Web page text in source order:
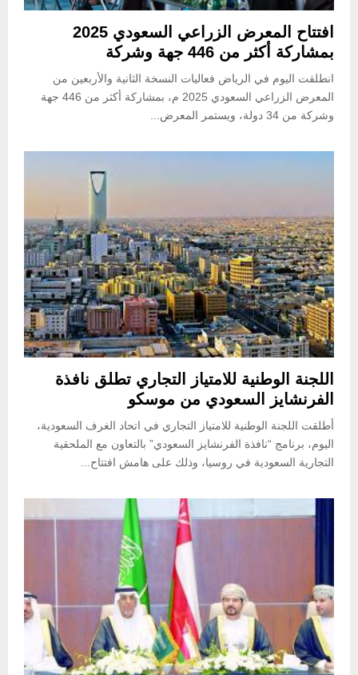
افتتاح المعرض الزراعي السعودي 2025
بمشاركة أكثر من 446 جهة وشركة
انطلقت اليوم في الرياض فعاليات النسخة الثانية والأربعين من
المعرض الزراعي السعودي 2025 م، بمشاركة أكثر من 446 جهة
وشركة من 34 دولة، ويستمر المعرض...
اللجنة الوطنية للامتياز التجاري تطلق نافذة
الفرنشايز السعودي من موسكو
أطلقت اللجنة الوطنية للامتياز التجاري في اتحاد الغرف السعودية،
اليوم، برنامج “نافذة الفرنشايز السعودي” بالتعاون مع الملحقية
التجارية السعودية في روسيا، وذلك على هامش افتتاح...